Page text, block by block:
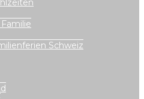
Schweiz